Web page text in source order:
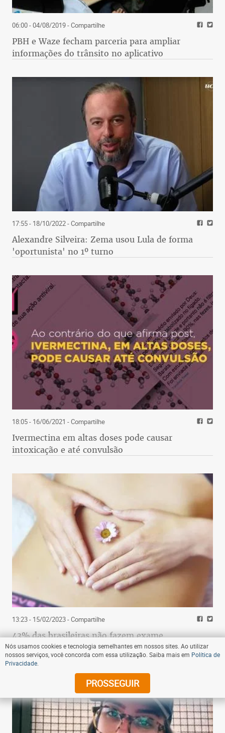
06:00 - 04/08/2019- Compartilhe
PBH e Waze fecham parceria para ampliar
informações do trânsito no aplicativo
17:55 - 18/10/2022- Compartilhe
Alexandre Silveira: Zema usou Lula de forma
'oportunista' no 1º turno
18:05 - 16/06/2021 - Compartilhe
Ivermectina em altas doses pode causar
intoxicação e até convulsão
13:23 - 15/02/2023- Compartilhe
43% das brasileiras não fazem exame
ginecológico de rotina, diz estudo
Nós usamos cookies e tecnologia semelhantes em nossos sites. Ao utilizar
nossos serviços, você concorda com essa utilização. Saiba mais em Política de
Privacidade
PROSSEGUIR